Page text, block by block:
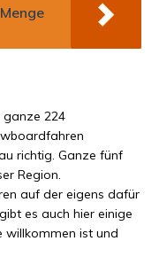
ganze 224
richtig. Ganze fünf
Region.
auf der eigens dafür
es auch hier einige
willkommen ist und